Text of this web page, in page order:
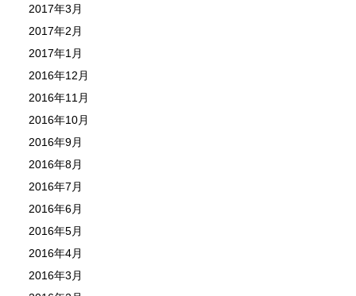
2017年3月
2017年2月
2017年1月
2016年12月
2016年11月
2016年10月
2016年9月
2016年8月
2016年7月
2016年6月
2016年5月
2016年4月
2016年3月